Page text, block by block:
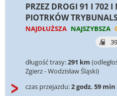
PRZEZ DROGI 91 I 702 I
PIOTRKÓW
NAJDŁUŻSZA NAJSZYBSZA
39
długość trasy:291 km
Zgierz - Wodzisław Śląski)
czas przejazdu:2 godz. 59 min